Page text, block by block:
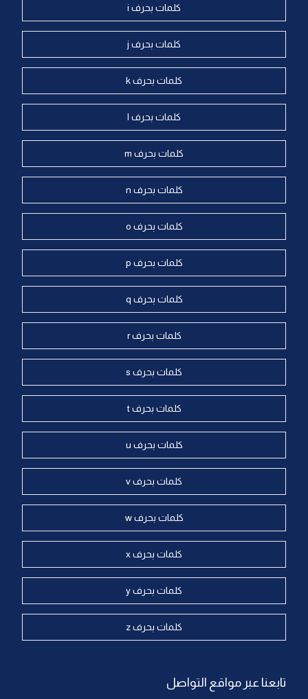
كلمات بحرف i
كلمات بحرف j
كلمات بحرف k
كلمات بحرف l
كلمات بحرف m
كلمات بحرف n
كلمات بحرف o
كلمات بحرف p
كلمات بحرف q
كلمات بحرف r
كلمات بحرف s
كلمات بحرف t
كلمات بحرف u
كلمات بحرف v
كلمات بحرف w
كلمات بحرف x
كلمات بحرف y
كلمات بحرف z
تابعنا عبر مواقع التواصل